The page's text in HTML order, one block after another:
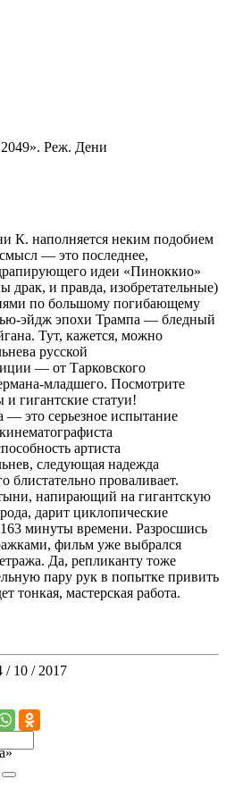
Реж. Дени
К. наполняется неким подобием
— это последнее,
идеи «Пиноккио»
драк, и правда, изобретательные)
по большому погибающему
эйдж эпохи Трампа — бледный
Тут, кажется, можно
русской
— от Тарковского
младшего. Посмотрите
и гигантские статуи!
— это серьезное испытание
артиста
следующая надежда
блистательно проваливает.
напирающий на гигантскую
дарит циклопические
минуты времени. Разросшись
фильм уже выбрался
Да, репликанту тоже
пару рук в попытке привить
тонкая, мастерская работа.
/ 10 / 2017